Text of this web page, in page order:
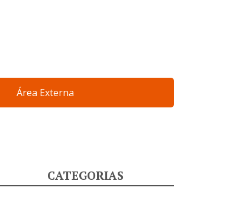
Área Externa
CATEGORIAS